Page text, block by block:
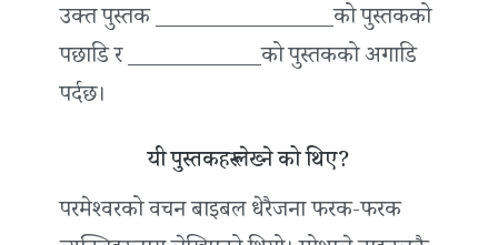
उक्त पुस्तक ________________को पुस्तकको
पछाडि र ____________को पुस्तकको अगाडि
पर्दछ।
यी पुस्तकहरू लेख्ने को थिए?
परमेश्‍वरको वचन बाइबल धेरैजना फरक-फरक